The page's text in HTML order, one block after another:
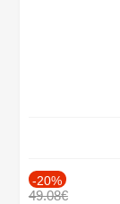
-20%
49.08€